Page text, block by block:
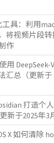
工具：利用
将视频片段转
作
用 DeepSeek-
汇总（更新于
打造个
新于2025年3
X 如何清除